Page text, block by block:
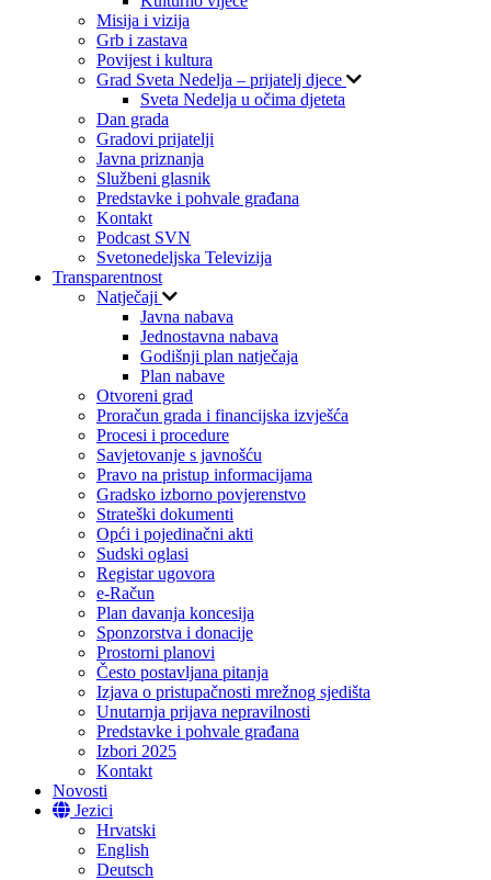
Misija i vizija
Grb i zastava
Povijest i kultura
Grad Sveta Nedelja – prijatelj djece
Sveta Nedelja u očima djeteta
Dan grada
Gradovi prijatelji
Javna priznanja
Službeni glasnik
Predstavke i pohvale građana
Kontakt
Podcast SVN
Svetonedeljska Televizija
Transparentnost
Natječaji
Javna nabava
Jednostavna nabava
Godišnji plan natječaja
Plan nabave
Otvoreni grad
Proračun grada i financijska izvješća
Procesi i procedure
Savjetovanje s javnošću
Pravo na pristup informacijama
Gradsko izborno povjerenstvo
Strateški dokumenti
Opći i pojedinačni akti
Sudski oglasi
Registar ugovora
e-Račun
Plan davanja koncesija
Sponzorstva i donacije
Prostorni planovi
Često postavljana pitanja
Izjava o pristupačnosti mrežnog sjedišta
Unutarnja prijava nepravilnosti
Predstavke i pohvale građana
Izbori 2025
Kontakt
Novosti
Jezici
Hrvatski
English
Deutsch